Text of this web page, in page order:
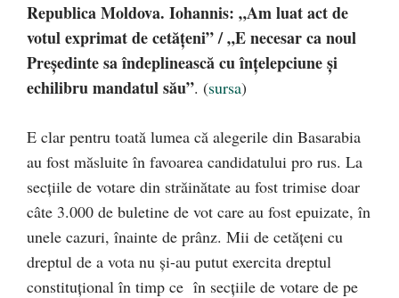
Republica Moldova. Iohannis: „Am luat act de
votul exprimat de cetățeni” / „E necesar ca noul
Președinte sa îndeplinească cu înțelepciune și
echilibru mandatul său”. (sursa)
E clar pentru toată lumea că alegerile din Basarabia
au fost măsluite în favoarea candidatului pro rus. La
secțiile de votare din străinătate au fost trimise doar
câte 3.000 de buletine de vot care au fost epuizate, în
unele cazuri, înainte de prânz. Mii de cetățeni cu
dreptul de a vota nu și-au putut exercita dreptul
constituțional în timp ce în secțiile de votare de pe